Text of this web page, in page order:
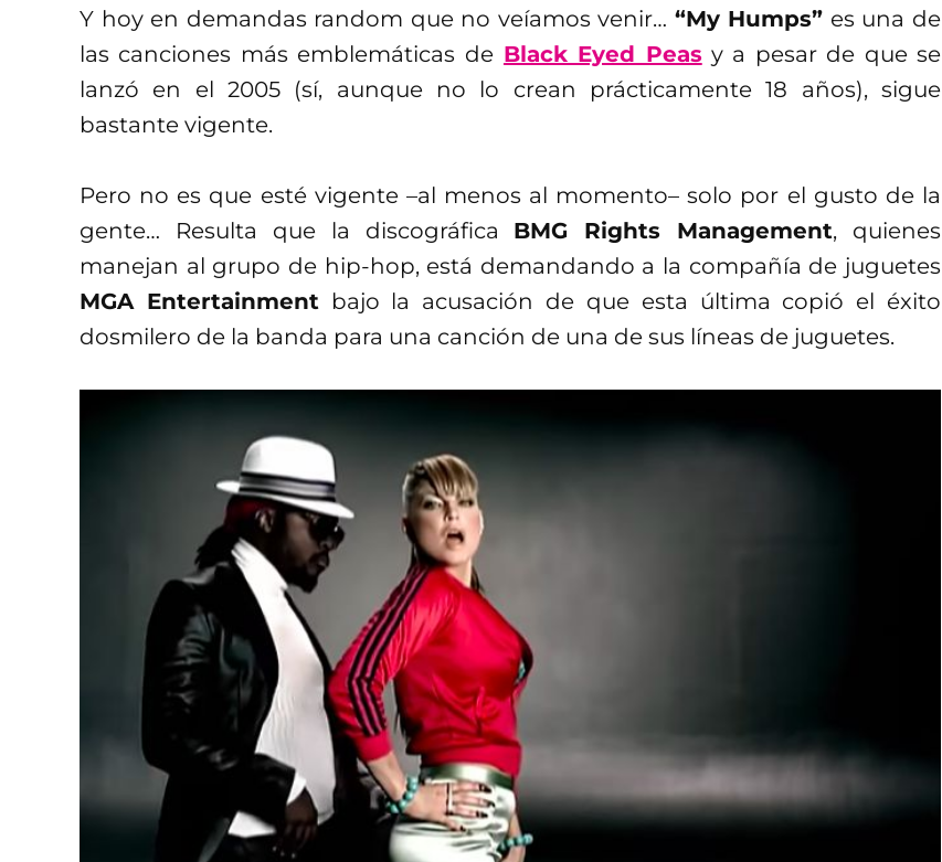
Y hoy en demandas random que no veíamos venir… “My Humps” es una de
las canciones más emblemáticas de Black Eyed Peasy a pesar de que se
lanzó en el 2005 (sí, aunque no lo crean prácticamente 18 años), sigue
bastante vigente.
Pero no es que esté vigente –al menos al momento– solo por el gusto de la
gente… Resulta que la discográfica BMG Rights Management, quienes
manejan al grupo de hip-hop, está demandando a la compañía de juguetes
MGA Entertainment bajo la acusación de que esta última copió el éxito
dosmilero de la banda para una canción de una de sus líneas de juguetes.